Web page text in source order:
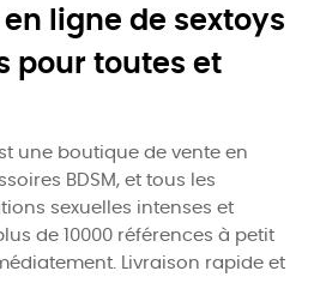
ligne de sextoys
pour toutes et
une boutique de vente en
BDSM, et tous les
sexuelles intenses et
de 10000 références à petit
Livraison rapide et